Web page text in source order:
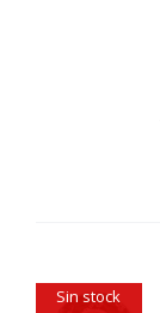
Sin stock